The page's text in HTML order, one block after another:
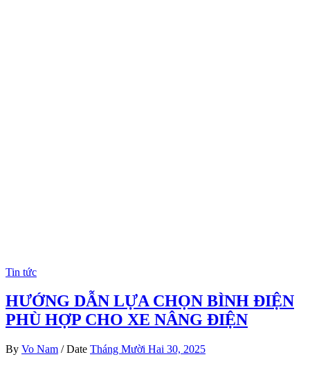
Tin tức
HƯỚNG DẪN LỰA CHỌN BÌNH ĐIỆN
PHÙ HỢP CHO XE NÂNG ĐIỆN
By Vo Nam / Date Tháng Mười Hai 30, 2025